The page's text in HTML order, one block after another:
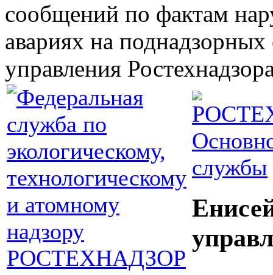
сообщений по фактам
авариях на поднадзорных
управления
службы